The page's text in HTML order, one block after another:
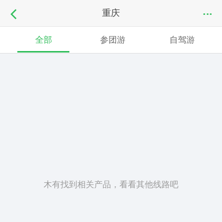
重庆
全部 参团游 自驾游
木有找到相关产品，看看其他线路吧